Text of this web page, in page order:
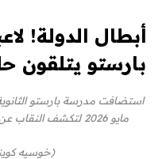
أبطال الدولة!
بارستو يتلقون
مايو 2026 لتكشف النقاب عن حلقات بطولة ولاية CIF المرتقبة.
(خوسيه